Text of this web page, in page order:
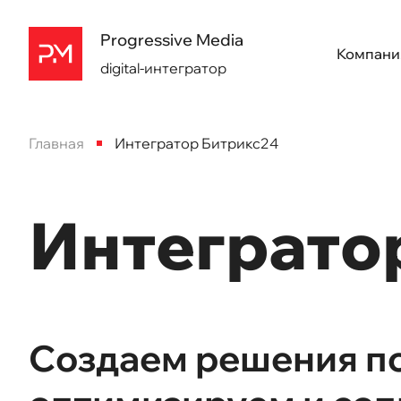
Progressive Media
digital-интегратор
Главная Интегратор Битрикс24
Создаем решения